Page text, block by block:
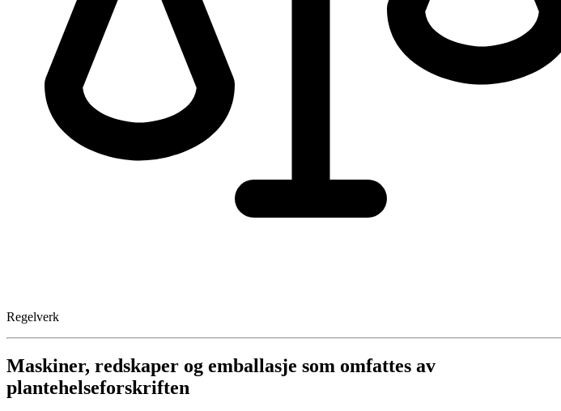
Regelverk
Maskiner, redskaper og emballasje som omfattes av
plantehelseforskriften